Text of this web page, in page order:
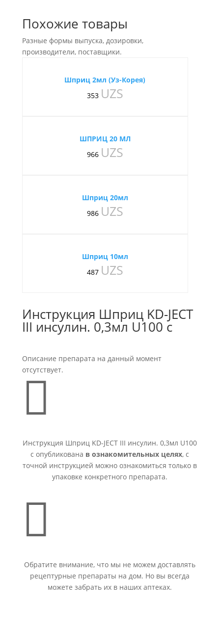
Похожие товары
Разные формы выпуска, дозировки,
производители, поставщики.
Шприц 2мл (Уз-Корея)
353 UZS
ШПРИЦ 20 МЛ
966 UZS
Шприц 20мл
986 UZS
Шприц 10мл
487 UZS
Инструкция Шприц KD-JECT
III инсулин. 0,3мл U100 c
Описание препарата на данный момент
отсутствует.

Инструкция Шприц KD-JECT III инсулин. 0,3мл U100
c опубликована в ознакомительных целях, с
точной инструкцией можно ознакомиться только в
упаковке конкретного препарата.

Обратите внимание, что мы не можем доставлять
рецептурные препараты на дом. Но вы всегда
можете забрать их в наших аптеках.